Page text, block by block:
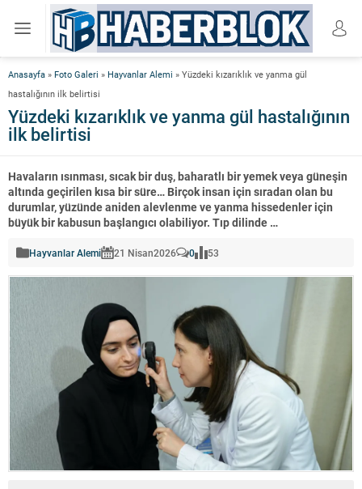
Anasayfa » Foto Galeri » Hayvanlar Alemi » Yüzdeki kızarıklık ve yanma gül
hastalığının ilk belirtisi
Yüzdeki kızarıklık ve yanma gül hastalığının
ilk belirtisi
Havaların ısınması, sıcak bir duş, baharatlı bir yemek veya güneşin
altında geçirilen kısa bir süre… Birçok insan için sıradan olan bu
durumlar, yüzünde aniden alevlenme ve yanma hissedenler için
büyük bir kabusun başlangıcı olabiliyor. Tıp dilinde …
Hayvanlar Alemi 21 Nisan2026 0 53